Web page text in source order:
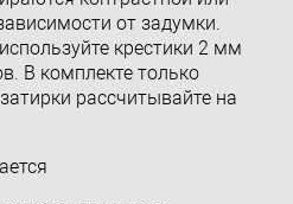
от задумки.
крестики 2 мм
В комплекте только
рассчитывайте на